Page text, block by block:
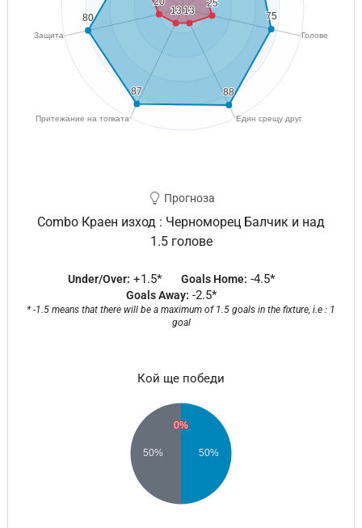
Прогноза
Combo Краен изход : Черноморец Балчик и над
1.5 голове
Under/Over: +1.5* Goals Home: -4.5*
Goals Away: -2.5*
* -1.5 means that there will be a maximum of 1.5 goals in the fixture, i.e : 1
goal
Кой ще победи